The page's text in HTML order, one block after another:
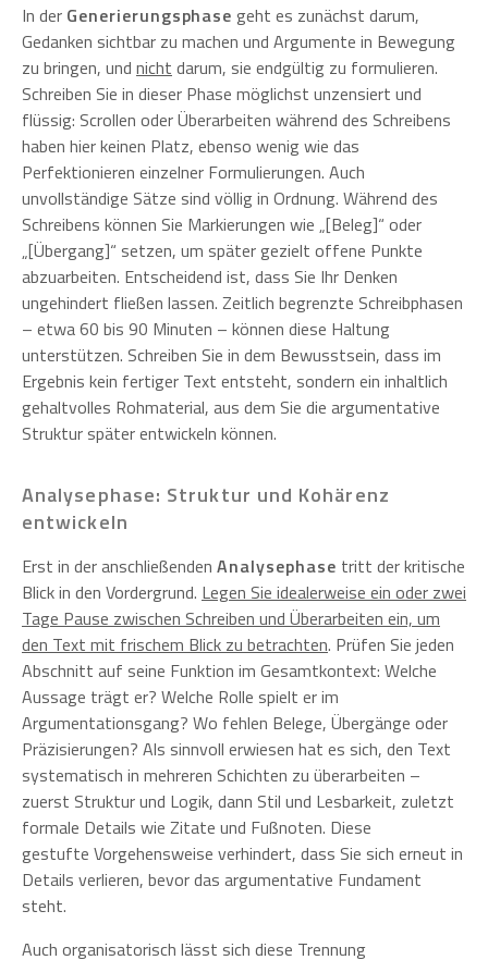
In der Generierungsphase geht es zunächst darum,
Gedanken sichtbar zu machen und Argumente in Bewegung
zu bringen, und nicht darum, sie endgültig zu formulieren.
Schreiben Sie in dieser Phase möglichst unzensiert und
flüssig: Scrollen oder Überarbeiten während des Schreibens
haben hier keinen Platz, ebenso wenig wie das
Perfektionieren einzelner Formulierungen. Auch
unvollständige Sätze sind völlig in Ordnung. Während des
Schreibens können Sie Markierungen wie „[Beleg]“ oder
„[Übergang]“ setzen, um später gezielt offene Punkte
abzuarbeiten. Entscheidend ist, dass Sie Ihr Denken
ungehindert fließen lassen. Zeitlich begrenzte Schreibphasen
– etwa 60 bis 90 Minuten – können diese Haltung
unterstützen. Schreiben Sie in dem Bewusstsein, dass im
Ergebnis kein fertiger Text entsteht, sondern ein inhaltlich
gehaltvolles Rohmaterial, aus dem Sie die argumentative
Struktur später entwickeln können.
Analysephase: Struktur und Kohärenz
entwickeln
Erst in der anschließenden Analysephase tritt der kritische
Blick in den Vordergrund. Legen Sie idealerweise ein oder zwei
Tage Pause zwischen Schreiben und Überarbeiten ein, um
den Text mit frischem Blick zu betrachten. Prüfen Sie jeden
Abschnitt auf seine Funktion im Gesamtkontext: Welche
Aussage trägt er? Welche Rolle spielt er im
Argumentationsgang? Wo fehlen Belege, Übergänge oder
Präzisierungen? Als sinnvoll erwiesen hat es sich, den Text
systematisch in mehreren Schichten zu überarbeiten –
zuerst Struktur und Logik, dann Stil und Lesbarkeit, zuletzt
formale Details wie Zitate und Fußnoten. Diese
gestufte Vorgehensweise verhindert, dass Sie sich erneut in
Details verlieren, bevor das argumentative Fundament
steht.
Auch organisatorisch lässt sich diese Trennung